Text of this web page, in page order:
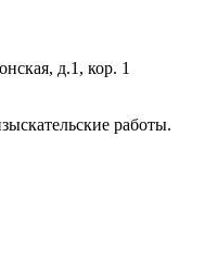
д.1, кор. 1
работы.